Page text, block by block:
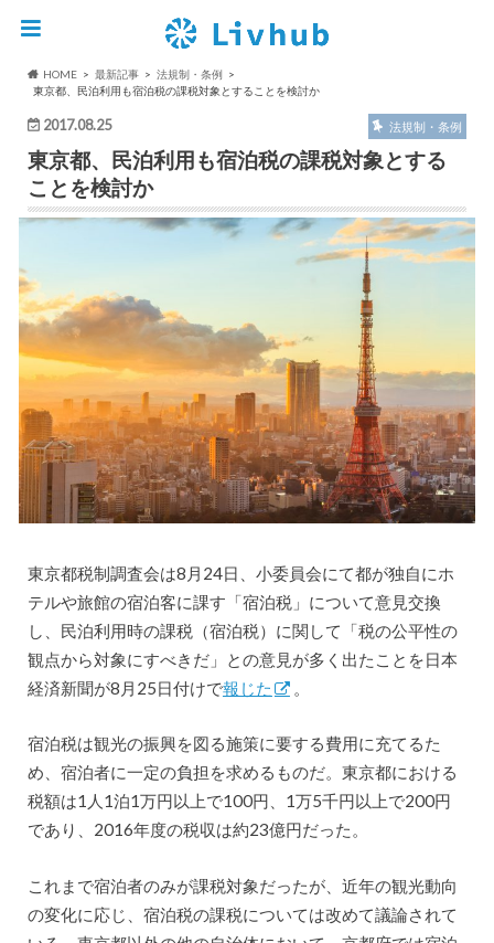
HOME 最新記事
法規制・条例
東京都、民泊利用も宿泊税の課税対象とすることを検討か
2017.08.25 法規制・条例
東京都、民泊利用も宿泊税の課税対象とする
ことを検討か
東京都税制調査会は8月24日、小委員会にて都が独自にホ
テルや旅館の宿泊客に課す「宿泊税」について意見交換
し、民泊利用時の課税（宿泊税）に関して「税の公平性の
観点から対象にすべきだ」との意見が多く出たことを日本
経済新聞が8月25日付けで報じた 。
宿泊税は観光の振興を図る施策に要する費用に充てるた
め、宿泊者に一定の負担を求めるものだ。東京都における
税額は1人1泊1万円以上で100円、1万5千円以上で200円
であり、2016年度の税収は約23億円だった。
これまで宿泊者のみが課税対象だったが、近年の観光動向
の変化に応じ、宿泊税の課税については改めて議論されて